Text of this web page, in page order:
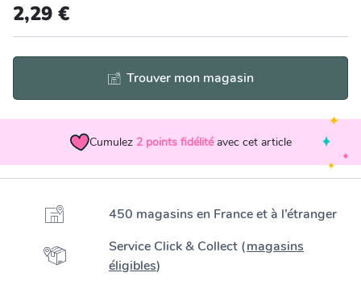
2,29 €
Trouver mon magasin
Cumulez 2 points fidélité avec cet article
450 magasins en France et à l’étranger
Service Click & Collect (magasins
éligibles)